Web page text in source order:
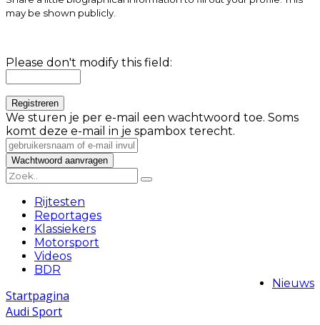
may be shown publicly.
Please don't modify this field:
We sturen je per e-mail een wachtwoord toe. Soms
komt deze e-mail in je spambox terecht.
Rijtesten
Reportages
Klassiekers
Motorsport
Videos
BDR
Nieuws
Startpagina
Audi Sport